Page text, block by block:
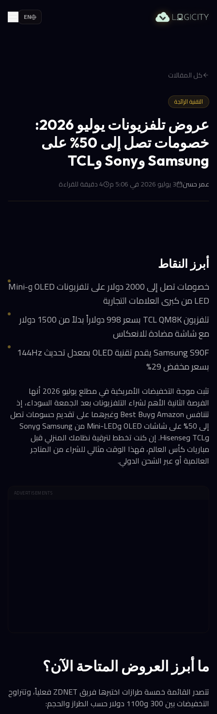
EN
كل المقالات
التقنية الرائجة
عروض تلفزيونات يوليو 2026:
خصومات تصل إلى 50% على
Samsung وSony وTCL
عمر حسن 3 يوليو 2026 في 5:06 م 4دقيقة للقراءة
أبرز النقاط
خصومات تصل إلى 2000 دولار على تلفزيونات OLED وMini-
LED من كبرى العلامات التجارية
تلفزيون TCL QM8K بسعر 998 دولاراً بدلاً من 1500 دولار
مع شاشة مضادة للانعكاس
Samsung S90F يقدم تقنية OLED بمعدل تحديث 144Hz
بسعر مخفض 29%
تثبت موجة التخفيضات الأمريكية في مطلع يوليو 2026 أنها
الفرصة الثانية الأهم لشراء التلفزيونات بعد الجمعة السوداء، إذ
تتنافس Amazon وBest Buy وغيرهما على تقديم حسومات تصل
إلى 50% على شاشات OLED وMini-LED من Samsung وSony
وTCL وHisense. إن كنت تخطط لترقية نظامك المنزلي قبل
مباريات كأس العالم، فهذا الوقت مثالي للشراء من المتاجر
العالمية أو عبر الشحن الدولي.
ADVERTISEMENTS
ما أبرز العروض المتاحة الآن؟
تتصدر القائمة خمسة طرازات اختبرها فريق ZDNET فعلياً، وتتراوح
التخفيضات بين 300 و1100 دولار حسب الطراز والحجم: